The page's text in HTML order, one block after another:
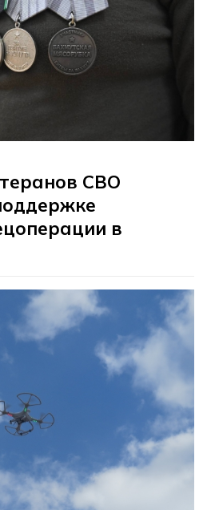
СВО
в